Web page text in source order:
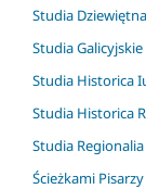
Studia
Studia Galicyjskie
Studia Historica
Studia Historica
Studia Regionalia
Ścieżkami Pisarzy